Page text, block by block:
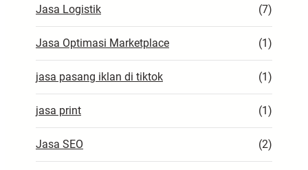
Jasa Logistik (7)
Jasa Optimasi Marketplace (1)
jasa pasang iklan di tiktok (1)
jasa print (1)
Jasa SEO (2)